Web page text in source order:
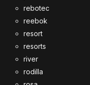
rebotec
reebok
resort
resorts
river
rodilla